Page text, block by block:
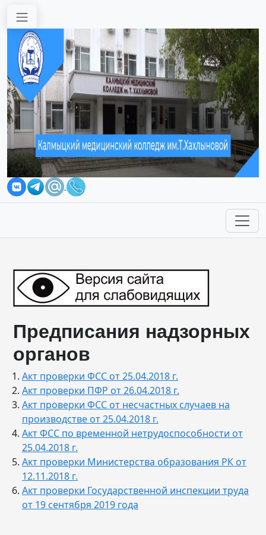
Предписания надзорных
органов
Акт проверки ФСС от 25.04.2018 г.
Акт проверки ПФР от 26.04.2018 г.
Акт проверки ФСС от несчастных случаев на
производстве от 25.04.2018 г.
Акт ФСС по временной нетрудоспособности от
25.04.2018 г.
Акт проверки Министерства образования РК от
12.11.2018 г.
Акт проверки Государственной инспекции труда
от 19 сентября 2019 года